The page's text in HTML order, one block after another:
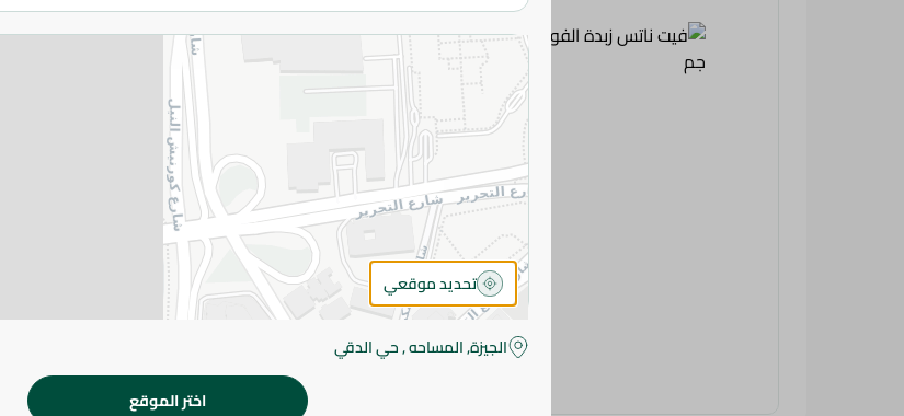
125.25 جم
يرجى الملاحظة:
طفيف. قد يتغير التعبئة بناءً على التوفر.
المواصفات
براند
SKU
تحديد موقعي
الجيزة, المساحه , حي الدقي
اختر الموقع